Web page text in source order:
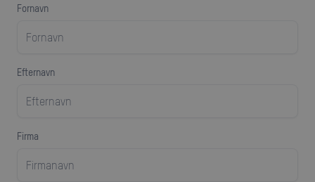
Fornavn
efternavn
firma